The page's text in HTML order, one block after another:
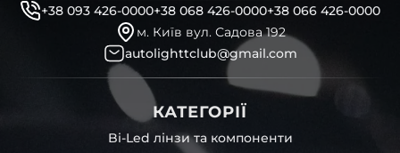
+38 093 426-0000+38 068 426-0000+38 066 426-0000
м. Київ вул. Садова 192
autolighttclub@gmail.com
КАТЕГОРІЇ
Bi-Led лінзи та компоненти